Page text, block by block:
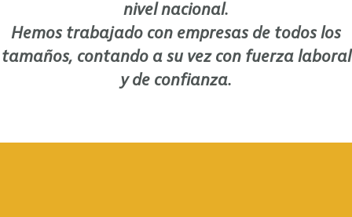
nivel nacional.
Hemos trabajado con empresas de todos los
tamaños, contando a su vez con fuerza laboral
y de confianza.